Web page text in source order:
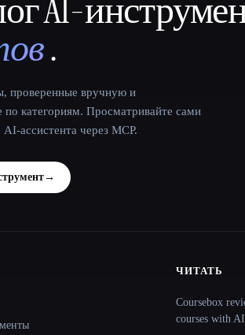
.
проверенные вручную и
по категориям. Просматривайте сами
ассистента через MCP.
→
ЧИТАТЬ
Coursebox
courses with AI